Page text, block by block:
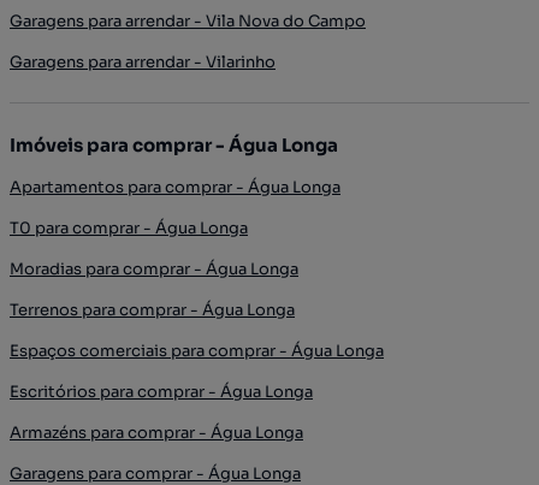
Garagens para arrendar - Vila Nova do Campo
Garagens para arrendar - Vilarinho
Imóveis para comprar - Água Longa
Apartamentos para comprar - Água Longa
T0 para comprar - Água Longa
Moradias para comprar - Água Longa
Terrenos para comprar - Água Longa
Espaços comerciais para comprar - Água Longa
Escritórios para comprar - Água Longa
Armazéns para comprar - Água Longa
Garagens para comprar - Água Longa